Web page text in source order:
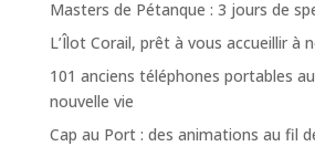
Masters de Pétanque : 3 jours de
L’Îlot Corail, prêt à vous accueillir à
101 anciens téléphones portables
nouvelle vie
Cap au Port : des animations au fil